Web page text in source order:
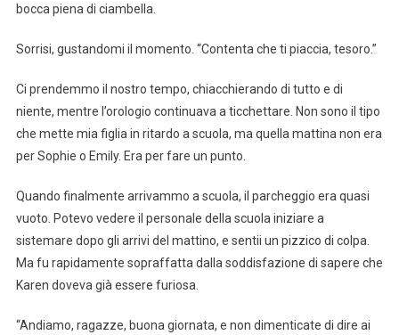
bocca piena di ciambella.
Sorrisi, gustandomi il momento. “Contenta che ti piaccia, tesoro.”
Ci prendemmo il nostro tempo, chiacchierando di tutto e di
niente, mentre l’orologio continuava a ticchettare. Non sono il tipo
che mette mia figlia in ritardo a scuola, ma quella mattina non era
per Sophie o Emily. Era per fare un punto.
Quando finalmente arrivammo a scuola, il parcheggio era quasi
vuoto. Potevo vedere il personale della scuola iniziare a
sistemare dopo gli arrivi del mattino, e sentii un pizzico di colpa.
Ma fu rapidamente sopraffatta dalla soddisfazione di sapere che
Karen doveva già essere furiosa.
“Andiamo, ragazze, buona giornata, e non dimenticate di dire ai